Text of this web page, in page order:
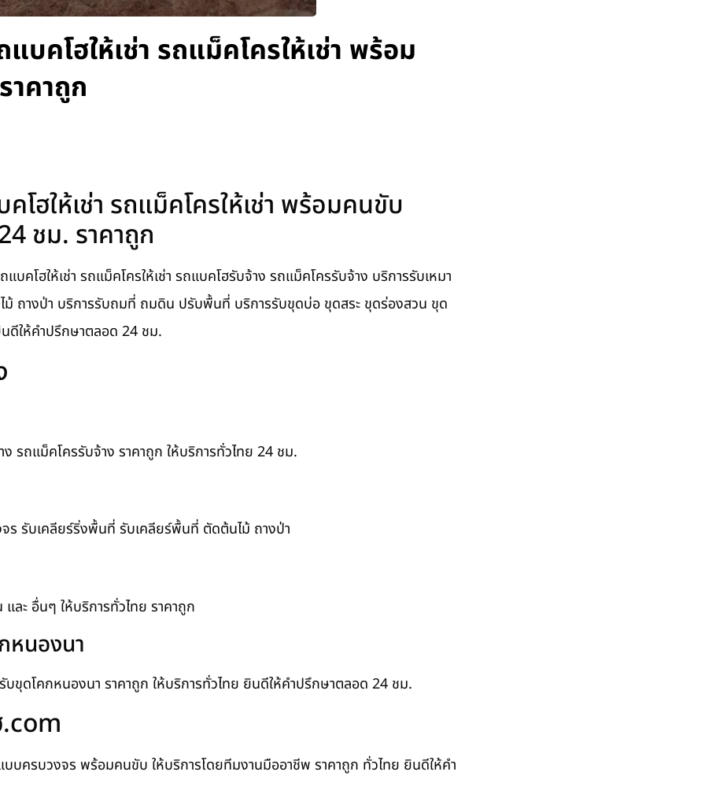
บคโฮให้เช่า รถแม็คโครให้เช่า พร้อม
าคาถูก
โฮให้เช่า รถแม็คโครให้เช่า พร้อมคนขับ
ชม. ราคาถูก
บคโฮให้เช่า รถแม็คโครให้เช่า รถแบคโฮรับจ้าง รถแม็คโครรับจ้าง บริการรับเหมา
ถางป่า บริการรับถมที่ ถมดิน ปรับพื้นที่ บริการรับขุดบ่อ ขุดสระ ขุดร่องสวน ขุด
ดีให้คำปรึกษาตลอด 24 ชม.
รถแม็คโครรับจ้าง ราคาถูก ให้บริการทั่วไทย 24 ชม.
รับเคลียร์ริ่งพื้นที่ รับเคลียร์พื้นที่ ตัดต้นไม้ ถางป่า
ะ อื่นๆ ให้บริการทั่วไทย ราคาถูก
หนองนา
ดโคกหนองนา ราคาถูก ให้บริการทั่วไทย ยินดีให้คำปรึกษาตลอด 24 ชม.
บบครบวงจร พร้อมคนขับ ให้บริการโดยทีมงานมืออาชีพ ราคาถูก ทั่วไทย ยินดีให้คำ